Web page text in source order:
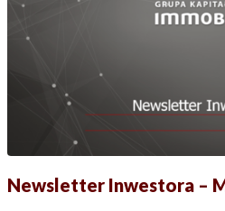
Newsletter Inwestora –